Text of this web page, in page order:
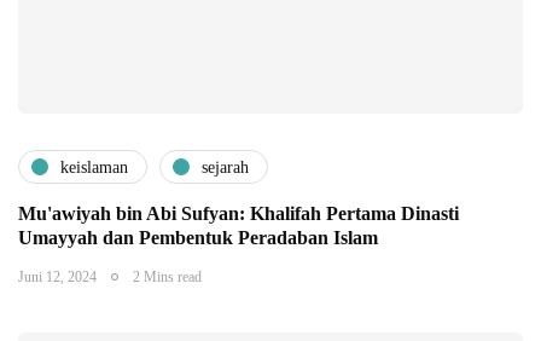
keislaman sejarah
Mu'awiyah bin Abi Sufyan: Khalifah Pertama Dinasti
Umayyah dan Pembentuk Peradaban Islam
Juni 12, 2024 2 Mins read